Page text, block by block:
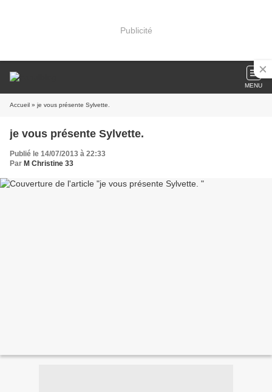
Publicité
MENU
Accueil » je vous présente Sylvette.
je vous présente Sylvette.
Publié le 14/07/2013 à 22:33
Par M Christine 33